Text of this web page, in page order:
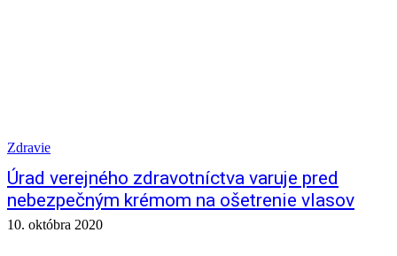
Zdravie
Úrad verejného zdravotníctva varuje pred
nebezpečným krémom na ošetrenie vlasov
10. októbra 2020